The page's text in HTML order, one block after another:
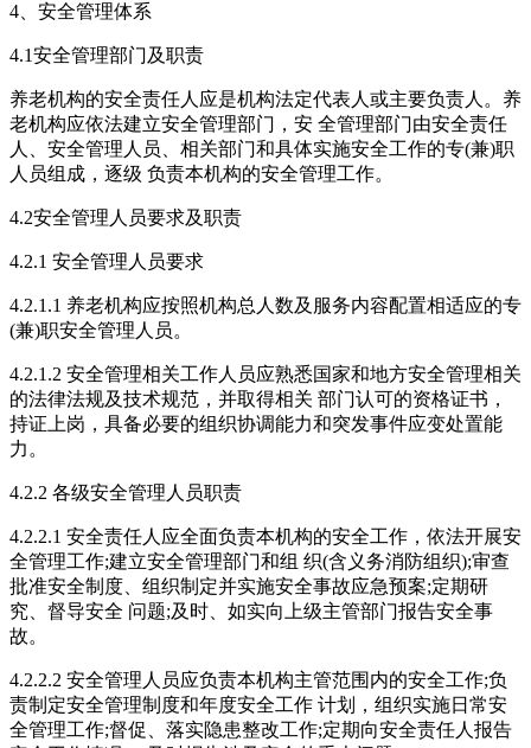
4、安全管理体系
4.1安全管理部门及职责
养老机构的安全责任人应是机构法定代表人或主要负责人。养
老机构应依法建立安全管理部门，安 全管理部门由安全责任
人、安全管理人员、相关部门和具体实施安全工作的专(兼)职
人员组成，逐级 负责本机构的安全管理工作。
4.2安全管理人员要求及职责
4.2.1 安全管理人员要求
4.2.1.1 养老机构应按照机构总人数及服务内容配置相适应的专
(兼)职安全管理人员。
4.2.1.2 安全管理相关工作人员应熟悉国家和地方安全管理相关
的法律法规及技术规范，并取得相关 部门认可的资格证书，
持证上岗，具备必要的组织协调能力和突发事件应变处置能
力。
4.2.2 各级安全管理人员职责
4.2.2.1 安全责任人应全面负责本机构的安全工作，依法开展安
全管理工作;建立安全管理部门和组 织(含义务消防组织);审查
批准安全制度、组织制定并实施安全事故应急预案;定期研
究、督导安全 问题;及时、如实向上级主管部门报告安全事
故。
4.2.2.2 安全管理人员应负责本机构主管范围内的安全工作;负
责制定安全管理制度和年度安全工作 计划，组织实施日常安
全管理工作;督促、落实隐患整改工作;定期向安全责任人报告